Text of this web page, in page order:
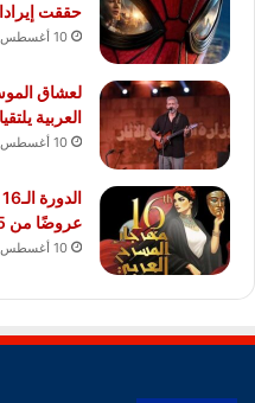
حققت
10 أغسطس، 2026
لعشاق
العربية
10 أغسطس، 2026
عروضًا من 15 دولة
10 أغسطس، 2026